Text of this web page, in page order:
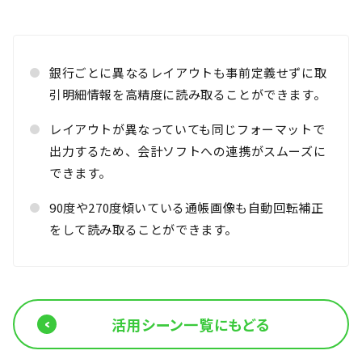
銀行ごとに異なるレイアウトも事前定義せずに取
引明細情報を高精度に読み取ることができます。
レイアウトが異なっていても同じフォーマットで
出力するため、会計ソフトへの連携がスムーズに
できます。
90度や270度傾いている通帳画像も自動回転補正
をして読み取ることができます。
活用シーン一覧にもどる